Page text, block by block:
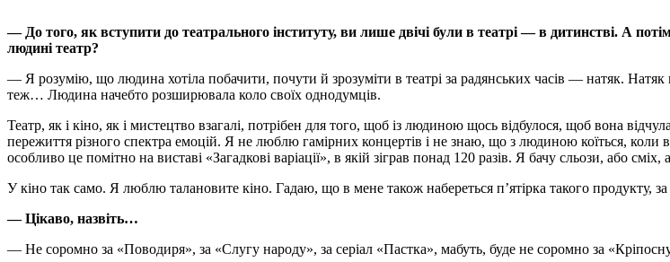
— До того, як вступити до театрального інституту, ви лише двічі були в театрі — в дитинстві. А
людині театр?
— Я розумію, що людина хотіла побачити, почути й зрозуміти в театрі за радянських часів — натяк.
теж… Людина начебто розширювала коло своїх однодумців.
Театр, як і кіно, як і мистецтво взагалі, потрібен для того, щоб із людиною щось відбулося, щоб вона
пережиття різного спектра емоцій. Я не люблю гамірних концертів і не знаю, що з людиною коїться,
особливо це помітно на виставі «Загадкові варіації», в якій зіграв понад 120 разів. Я бачу сльози, або сміх,
У кіно так само. Я люблю талановите кіно. Гадаю, що в мене також набереться п’ятірка такого продукту,
— Цікаво, назвіть…
— Не соромно за «Поводиря», за «Слугу народу», за серіал «Пастка», мабуть, буде не соромно за